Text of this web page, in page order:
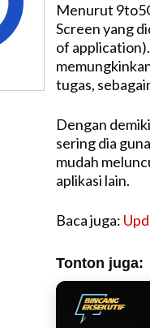
Menurut
Screen yang
of
tugas,
Dengan
sering dia
mudah
aplikasi lain.
Baca juga:
Tonton juga: